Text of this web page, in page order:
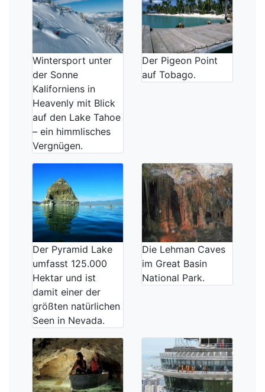
Wintersport unter
der Sonne
Kaliforniens in
Heavenly mit Blick
auf den Lake Tahoe
– ein himmlisches
Vergnügen.
Der Pigeon Point
auf Tobago.
Der Pyramid Lake
umfasst 125.000
Hektar und ist
damit einer der
größten natürlichen
Seen in Nevada.
Die Lehman Caves
im Great Basin
National Park.